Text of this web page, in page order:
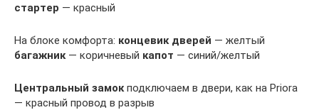
стартер — красный
На блоке комфорта: концевик дверей — желтый
багажник— коричневый капот — синий/желтый
Центральный замокподключаем в двери, как на Priora
— красный провод в разрыв